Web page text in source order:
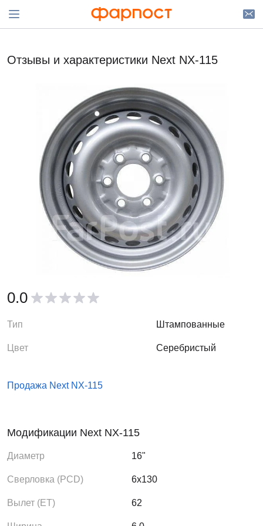
Отзывы и характеристики Next NX-115
0.0
Тип Штампованные
Цвет Серебристый
Продажа Next NX-115
Модификации Next NX-115
Диаметр 16"
Сверловка (PCD) 6x130
Вылет (ЕТ) 62